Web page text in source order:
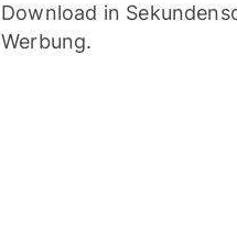
Download in
Werbung.